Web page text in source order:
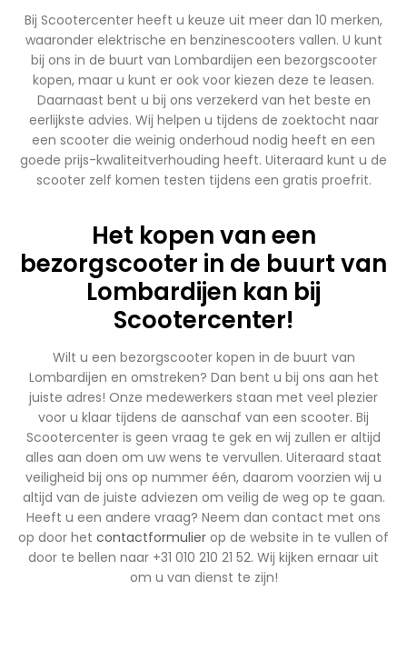
Bij Scootercenter heeft u keuze uit meer dan 10 merken,
waaronder elektrische en benzinescooters vallen. U kunt
bij ons in de buurt van Lombardijen een bezorgscooter
kopen, maar u kunt er ook voor kiezen deze te leasen.
Daarnaast bent u bij ons verzekerd van het beste en
eerlijkste advies. Wij helpen u tijdens de zoektocht naar
een scooter die weinig onderhoud nodig heeft en een
goede prijs-kwaliteitverhouding heeft. Uiteraard kunt u de
scooter zelf komen testen tijdens een gratis proefrit.
Het kopen van een
bezorgscooter in de buurt van
Lombardijen kan bij
Scootercenter!
Wilt u een bezorgscooter kopen in de buurt van
Lombardijen en omstreken? Dan bent u bij ons aan het
juiste adres! Onze medewerkers staan met veel plezier
voor u klaar tijdens de aanschaf van een scooter. Bij
Scootercenter is geen vraag te gek en wij zullen er altijd
alles aan doen om uw wens te vervullen. Uiteraard staat
veiligheid bij ons op nummer één, daarom voorzien wij u
altijd van de juiste adviezen om veilig de weg op te gaan.
Heeft u een andere vraag? Neem dan contact met ons
op door het contactformulier op de website in te vullen of
door te bellen naar +31 010 210 21 52. Wij kijken ernaar uit
om u van dienst te zijn!